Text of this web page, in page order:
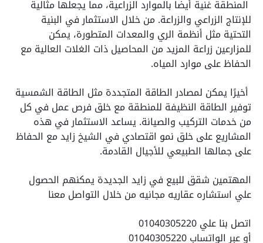
المنطقة غنية أيضا بالموارد الزراعية، مما يجعلها مثالية
للإنتاج الزراعي والزراعة. من خلال الاستثمار في البنية
التحتية مثل أنظمة الري والمعدات المتطورة، يمكن
للمزارعين زراعة المزيد من المحاصيل ذات الغلات العالية مع
الحفاظ على موارد المياه.
أخيرًا يمكن لمصادر الطاقة المتجددة مثل الطاقة الشمسية
توفير الطاقة النظيفة للمنطقة مع خلق فرص عمل في كل
من خدمات التركيب والصيانة. يساعد الاستثمار في هذه
المشاريع على خلق نمو اقتصادي في الشيخ زايد مع الحفاظ
على جمالها الطبيعي للأجيال القادمة.
المهتمين شقق للبيع في زايد الجديدة يمكنهم الحصول
علي استشاره عقاريه مجانيه من خلال التواصل معنا
اتصل بنا علي 01040305220
أو عبر الواتساب 01040305220